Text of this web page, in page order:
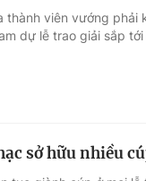
Làm
Chất
thành viên vướng
dự lễ trao giải sắp
sở hữu nhiều